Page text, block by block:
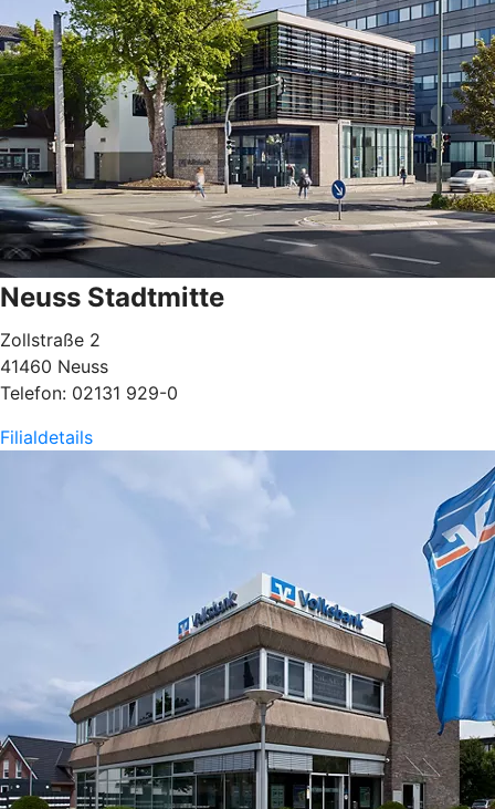
Neuss Stadtmitte
Zollstraße 2
41460 Neuss
Telefon: 02131 929-0
Filialdetails